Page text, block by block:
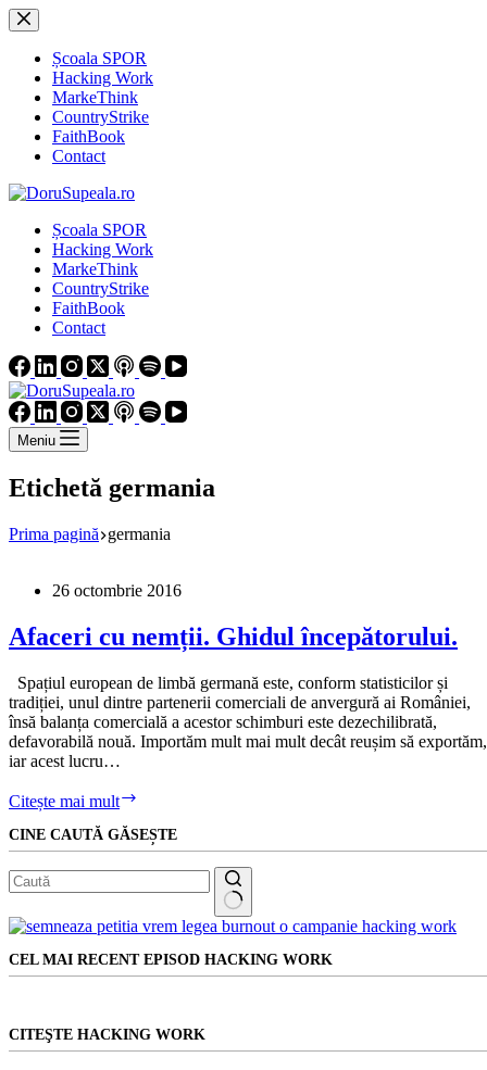
Sari
la
conținutȘcoala SPOR
Hacking Work
MarkeThink
CountryStrike
FaithBook
Contact
Școala SPOR
Hacking Work
MarkeThink
CountryStrike
FaithBook
Contact
Meniu
Etichetă germania
Prima pagină germania
26 octombrie 2016
Afaceri cu nemții. Ghidul începătorului.
Spațiul european de limbă germană este, conform statisticilor și
tradiției, unul dintre partenerii comerciali de anvergură ai României,
însă balanța comercială a acestor schimburi este dezechilibrată,
defavorabilă nouă. Importăm mult mai mult decât reușim să exportăm,
iar acest lucru…
Citește mai mult
nemții.
Ghidul
începătorului.
CINE CAUTĂ GĂSEȘTE
Niciun
CEL MAI RECENT EPISOD HACKING WORK
CITEŞTE HACKING WORK